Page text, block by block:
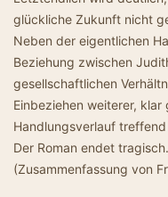
glückliche Zukunft nicht
Neben der eigentlichen
Beziehung zwischen
gesellschaftlichen
Einbeziehen weiterer,
Handlungsverlauf
Der Roman endet tragisch.
(Zusammenfassung von